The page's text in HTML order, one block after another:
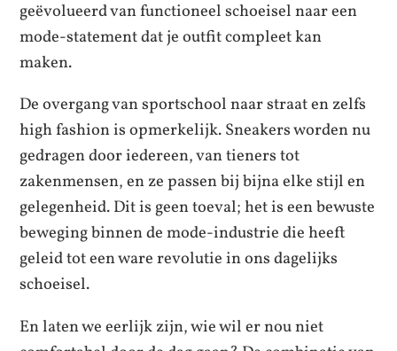
geëvolueerd van functioneel schoeisel naar een
mode-statement dat je outfit compleet kan
maken.
De overgang van sportschool naar straat en zelfs
high fashion is opmerkelijk. Sneakers worden nu
gedragen door iedereen, van tieners tot
zakenmensen, en ze passen bij bijna elke stijl en
gelegenheid. Dit is geen toeval; het is een bewuste
beweging binnen de mode-industrie die heeft
geleid tot een ware revolutie in ons dagelijks
schoeisel.
En laten we eerlijk zijn, wie wil er nou niet